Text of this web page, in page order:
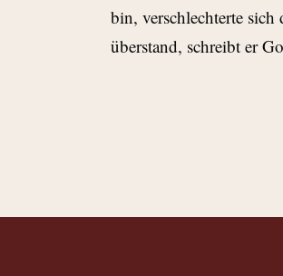
bin, verschlechterte
überstand, schreibt er